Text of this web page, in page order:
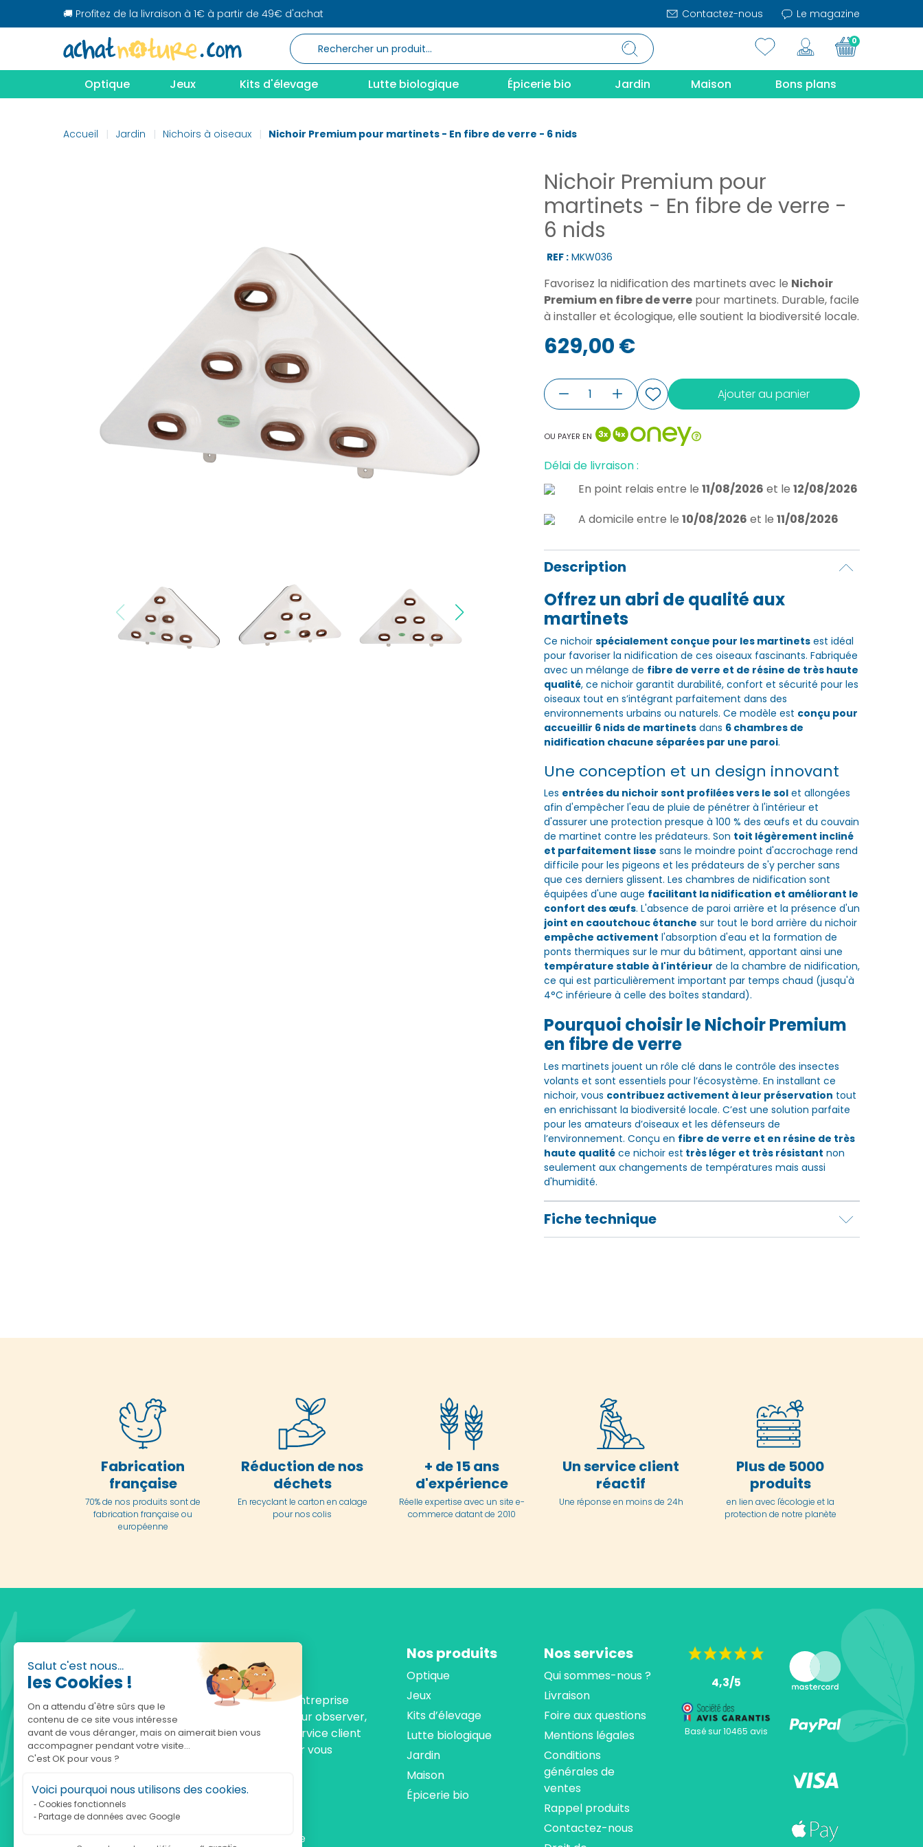
Salut c'est nous...
les Cookies !
On a attendu d'être sûrs que le
contenu de ce site vous intéresse
avant de vous déranger, mais on aimerait bien vous
accompagner pendant votre visite...
C'est OK pour vous ?
Voici pourquoi nous utilisons des cookies.
Cookies fonctionnels
Partage de données avec Google
🚚 Profitez de la livraison à 1€ à partir de 49€ d'achat Contactez-nous Le magazine
0
Optique Jeux Kits d'élevage Lutte biologique Épicerie bio Jardin Maison Bons plans
Accueil Jardin Nichoirs à oiseaux Nichoir Premium pour martinets - En fibre de verre - 6 nids
Nichoir Premium pour
martinets - En fibre de verre -
6 nids
REF : MKW036
Favorisez la nidification des martinets avec le Nichoir
Premium en fibre de verrepour martinets. Durable, facile
à installer et écologique, elle soutient la biodiversité locale.
629,00 €
Ajouter au panier
OU PAYER EN
Délai de livraison :
En point relais entre le 11/08/2026 et le 12/08/2026
A domicile entre le 10/08/2026 et le 11/08/2026
Description
Offrez un abri de qualité aux
martinets
Ce nichoir spécialement conçue pour les martinetsest idéal
pour favoriser la nidification de ces oiseaux fascinants. Fabriquée
avec un mélange de fibre de verre et de résine de très haute
qualité, ce nichoir garantit durabilité, confort et sécurité pour les
oiseaux tout en s’intégrant parfaitement dans des
environnements urbains ou naturels. Ce modèle est conçu pour
accueillir 6 nids de martinetsdans 6 chambres de
nidification chacune séparées par une paroi.
Une conception et un design innovant
Les entrées du nichoir sont profilées vers le solet allongées
afin d'empêcher l'eau de pluie de pénétrer à l'intérieur et
d'assurer une protection presque à 100 % des œufs et du couvain
de martinet contre les prédateurs. Son toit légèrement incliné
et parfaitement lisse sans le moindre point d'accrochage rend
difficile pour les pigeons et les prédateurs de s'y percher sans
que ces derniers glissent. Les chambres de nidification sont
équipées d'une auge facilitant la nidification et améliorant le
confort des œufs. L'absence de paroi arrière et la présence d'un
joint en caoutchouc étanche sur tout le bord arrière du nichoir
empêche activement l'absorption d'eau et la formation de
ponts thermiques sur le mur du bâtiment, apportant ainsi une
température stable à l'intérieur de la chambre de nidification,
ce qui est particulièrement important par temps chaud (jusqu'à
4°C inférieure à celle des boîtes standard).
Pourquoi choisir le Nichoir Premium
en fibre de verre
Les martinets jouent un rôle clé dans le contrôle des insectes
volants et sont essentiels pour l’écosystème. En installant ce
nichoir, vous contribuez activement à leur préservation tout
en enrichissant la biodiversité locale. C’est une solution parfaite
pour les amateurs d’oiseaux et les défenseurs de
l’environnement. Conçu en fibre de verre et en résine de très
haute qualitéce nichoir est très léger et très résistant non
seulement aux changements de températures mais aussi
d'humidité.
Fiche technique
Fabrication
française
70% de nos produits sont de
fabrication française ou
européenne
Réduction de nos
déchets
En recyclant le carton en calage
pour nos colis
+ de 15 ans
d'expérience
Réelle expertise avec un site e-
commerce datant de 2010
Un service client
réactif
Une réponse en moins de 24h
Plus de 5000
produits
en lien avec l'écologie et la
protection de notre planète
Fondée en 2010, achatnature.com est une entreprise
française qui réunit plus de 5000 produits pour observer,
comprendre et protéger la nature. Notre service client
est à votre écoute, du lundi au vendredi, pour vous
accompagner.
Notre adresse :
achatnature.com (Ethik & Nature)
160 rue Pierre Fallion - 69140 Rillieux-La-Pape
Nos produits
Optique
Jeux
Kits d’élevage
Lutte biologique
Jardin
Maison
Épicerie bio
Nos services
Qui sommes-nous ?
Livraison
Foire aux questions
Mentions légales
Conditions
générales de
ventes
Rappel produits
Contactez-nous
4,3/5
Basé sur 10465 avis